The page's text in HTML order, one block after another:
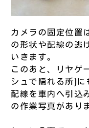
カメラの固定位置
の形状や配線の逃
いきます。
このあと、リヤゲ
シュで隠れる所)
配線を車内へ引込
の作業写真があり